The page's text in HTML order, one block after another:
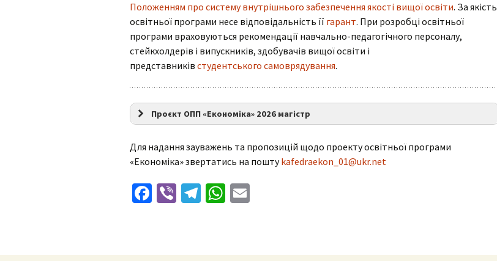
Положенням про систему внутрішнього забезпечення якості вищої освіти. За якість
освітньої програми несе відповідальність її гарант. При розробці освітньої
програми враховуються рекомендації навчально-педагогічного персоналу,
стейкхолдерів і випускників, здобувачів вищої освіти і
представників студентського самоврядування.
Проєкт ОПП «Економіка» 2026 магістр
Для надання зауважень та пропозицій щодо проекту освітньої програми
«Економіка» звертатись на поштуkafedraekon_01@ukr.net
Facebook
ViberTelegram
WhatsApp